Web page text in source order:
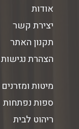
אודות
יצירת קשר
תקנון האתר
הצהרת נגישות
מיטות ומזרנים
ספות נפתחות
ריהוט לבית